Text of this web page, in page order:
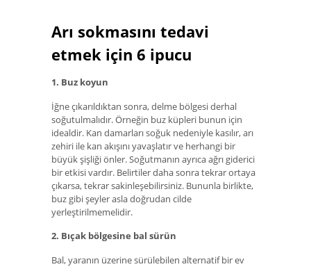
Arı sokmasını tedavi
etmek için 6 ipucu
1. Buz koyun
İğne çıkarıldıktan sonra, delme bölgesi derhal
soğutulmalıdır. Örneğin buz küpleri bunun için
idealdir. Kan damarları soğuk nedeniyle kasılır, arı
zehiri ile kan akışını yavaşlatır ve herhangi bir
büyük şişliği önler. Soğutmanın ayrıca ağrı giderici
bir etkisi vardır. Belirtiler daha sonra tekrar ortaya
çıkarsa, tekrar sakinleşebilirsiniz. Bununla birlikte,
buz gibi şeyler asla doğrudan cilde
yerleştirilmemelidir.
2. Bıçak bölgesine bal sürün
Bal, yaranın üzerine sürülebilen alternatif bir ev